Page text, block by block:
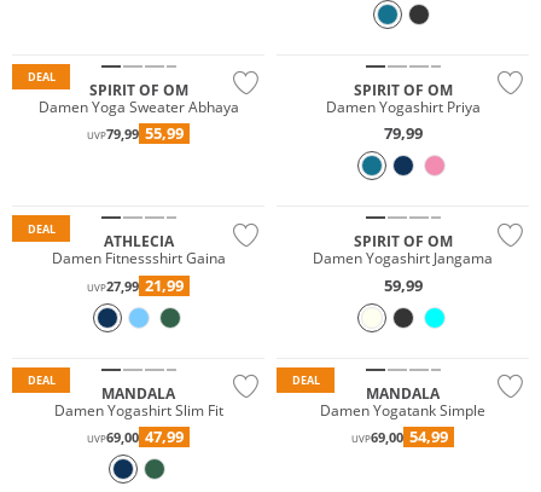
DEAL
SPIRIT OF OM
Damen Yoga Sweater Abhaya
UVP79,99 55,99
SPIRIT OF OM
Damen Yogashirt Priya
79,99
DEAL
ATHLECIA
Damen Fitnessshirt Gaina
UVP27,99 21,99
SPIRIT OF OM
Damen Yogashirt Jangama
59,99
DEAL
MANDALA
Damen Yogashirt Slim Fit
UVP69,00 47,99
DEAL
MANDALA
Damen Yogatank Simple
UVP69,00 54,99